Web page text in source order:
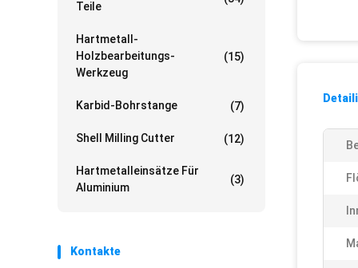
Teile
Hartmetall-
Holzbearbeitungs-
Werkzeug
(15)
Karbid-Bohrstange (7)
Shell Milling Cutter (12)
Hartmetalleinsätze Für
Aluminium
(3)
Kontakte